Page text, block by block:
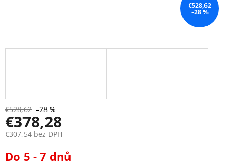
€528,62
–28 %
€528,62 –28 %
€378,28
€307,54 bez DPH
cena:
Do 5 - 7 dnů